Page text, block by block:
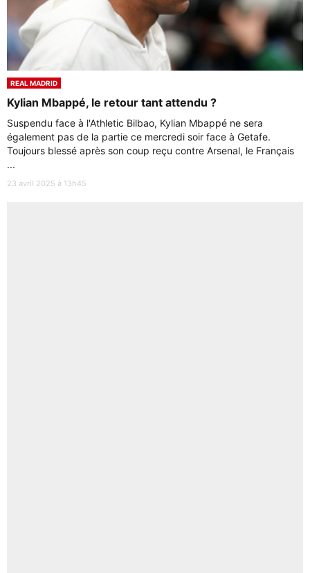
REAL MADRID
Kylian Mbappé, le retour tant attendu ?
Suspendu face à l'Athletic Bilbao, Kylian Mbappé ne sera
également pas de la partie ce mercredi soir face à Getafe.
Toujours blessé après son coup reçu contre Arsenal, le Français
...
23 avril 2025 à 13h45